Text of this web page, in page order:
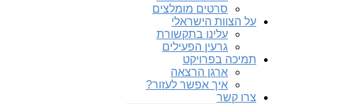
סרטים מומלצים
על הצוות הישראלי
עלינו בתקשורת
גרעין הפעילים
תמיכה בפרויקט
ארגן הרצאה
איך אפשר לעזור?
צרו קשר